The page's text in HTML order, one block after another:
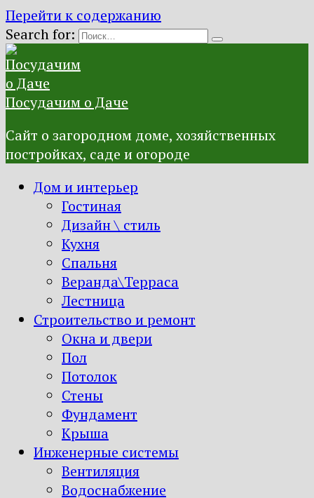
Перейти к содержанию
Search for:
Посудачим о Даче
Сайт о загородном доме, хозяйственных
постройках, саде и огороде
Дом и интерьер
Гостиная
Дизайн \ стиль
Кухня
Спальня
Веранда\Терраса
Лестница
Строительство и ремонт
Окна и двери
Пол
Потолок
Стены
Фундамент
Крыша
Инженерные системы
Вентиляция
Водоснабжение